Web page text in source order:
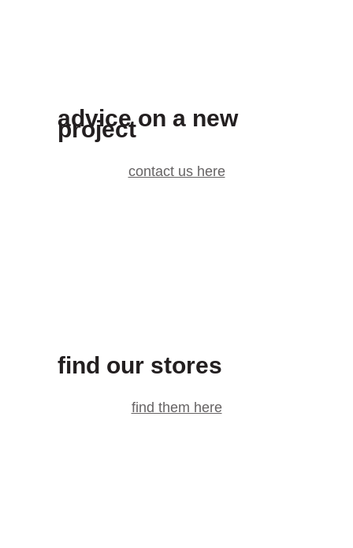
advice on a new
project
contact us here
find our stores
find them here